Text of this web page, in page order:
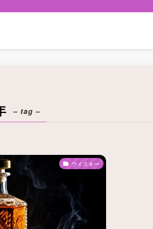
– tag –
ウイスキー